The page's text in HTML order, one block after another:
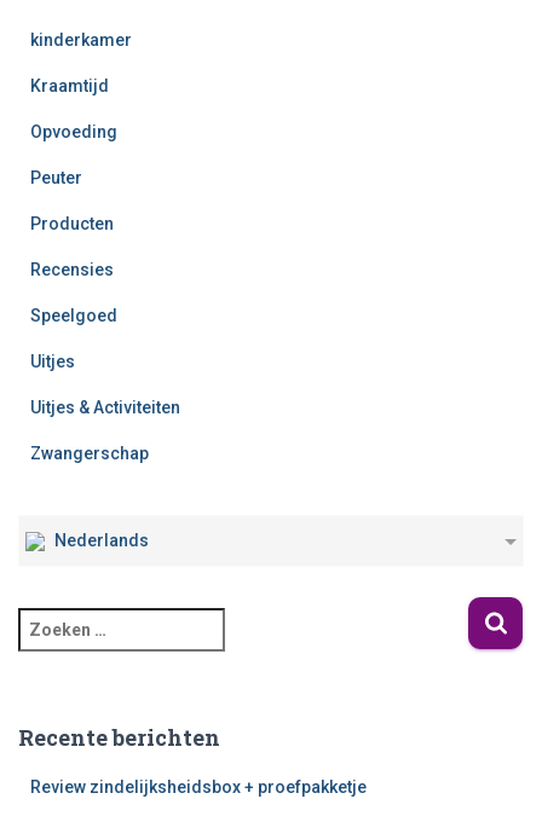
kinderkamer
Kraamtijd
Opvoeding
Peuter
Producten
Recensies
Speelgoed
Uitjes
Uitjes & Activiteiten
Zwangerschap
Nederlands
Recente berichten
Review zindelijksheidsbox + proefpakketje